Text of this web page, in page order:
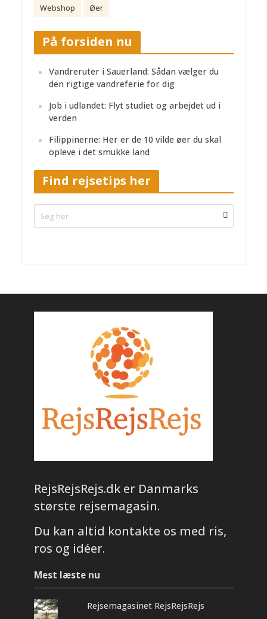
Webshop
Øer
På forsiden nu
Vandreruter i Sauerland: Sådan vælger du
den rigtige vandreferie for dig
Job i udlandet: Flyt studiet og arbejdet ud i
verden
Filippinerne: Her er de 10 vilde øer du skal
opleve i det smukke land
Find rejsetips her
RejsRejsRejs.dk er Danmarks
største rejsemagasin.
Du kan altid kontakte os med ris,
ros og idéer.
Mest læste nu
Rejsemagasinet RejsRejsRejs